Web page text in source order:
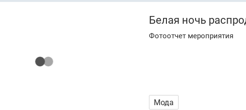
Белая ночь
Фотоотчет мероприятия
Мода